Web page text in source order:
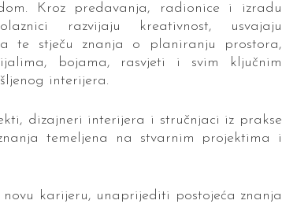
Kroz predavanja, radionice i izradu
razvijaju kreativnost, usvajaju
te stječu znanja o planiranju prostora,
bojama, rasvjeti i svim ključnim
interijera.
dizajneri interijera i stručnjaci iz prakse
temeljena na stvarnim projektima i
karijeru, unaprijediti postojeća znanja